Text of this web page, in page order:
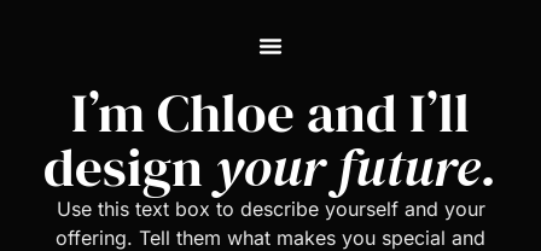
I’m Chloe and I’ll
design your future.
Use this text box to describe yourself and your
offering. Tell them what makes you special and